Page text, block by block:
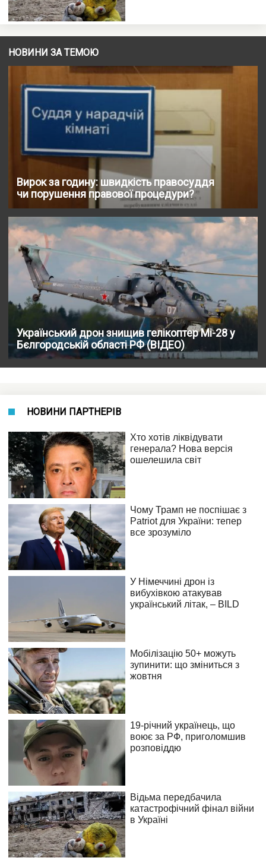
НОВИНИ ЗА ТЕМОЮ
Вирок за годину: швидкість правосуддя
чи порушення правової процедури?
Український дрон знищив гелікоптер Мі-28 у
Бєлгородській області РФ (ВІДЕО)
НОВИНИ ПАРТНЕРІВ